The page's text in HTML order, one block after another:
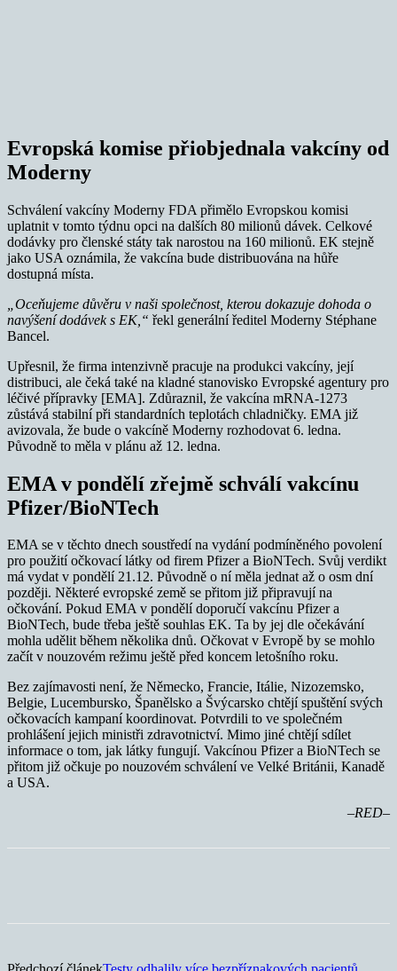
Evropská komise přiobjednala vakcíny od
Moderny
Schválení vakcíny Moderny FDA přimělo Evropskou komisi
uplatnit v tomto týdnu opci na dalších 80 milionů dávek. Celkové
dodávky pro členské státy tak narostou na 160 milionů. EK stejně
jako USA oznámila, že vakcína bude distribuována na hůře
dostupná místa.
„Oceňujeme důvěru v naši společnost, kterou dokazuje dohoda o
navýšení dodávek s EK,“ řekl generální ředitel Moderny Stéphane
Bancel.
Upřesnil, že firma intenzivně pracuje na produkci vakcíny, její
distribuci, ale čeká také na kladné stanovisko Evropské agentury pro
léčivé přípravky [EMA]. Zdůraznil, že vakcína mRNA-1273
zůstává stabilní při standardních teplotách chladničky. EMA již
avizovala, že bude o vakcíně Moderny rozhodovat 6. ledna.
Původně to měla v plánu až 12. ledna.
EMA v pondělí zřejmě schválí vakcínu
Pfizer/BioNTech
EMA se v těchto dnech soustředí na vydání podmíněného povolení
pro použití očkovací látky od firem Pfizer a BioNTech. Svůj verdikt
má vydat v pondělí 21.12. Původně o ní měla jednat až o osm dní
později. Některé evropské země se přitom již připravují na
očkování. Pokud EMA v pondělí doporučí vakcínu Pfizer a
BioNTech, bude třeba ještě souhlas EK. Ta by jej dle očekávání
mohla udělit během několika dnů. Očkovat v Evropě by se mohlo
začít v nouzovém režimu ještě před koncem letošního roku.
Bez zajímavosti není, že Německo, Francie, Itálie, Nizozemsko,
Belgie, Lucembursko, Španělsko a Švýcarsko chtějí spuštění svých
očkovacích kampaní koordinovat. Potvrdili to ve společném
prohlášení jejich ministři zdravotnictví. Mimo jiné chtějí sdílet
informace o tom, jak látky fungují. Vakcínou Pfizer a BioNTech se
přitom již očkuje po nouzovém schválení ve Velké Británii, Kanadě
a USA.
–RED–